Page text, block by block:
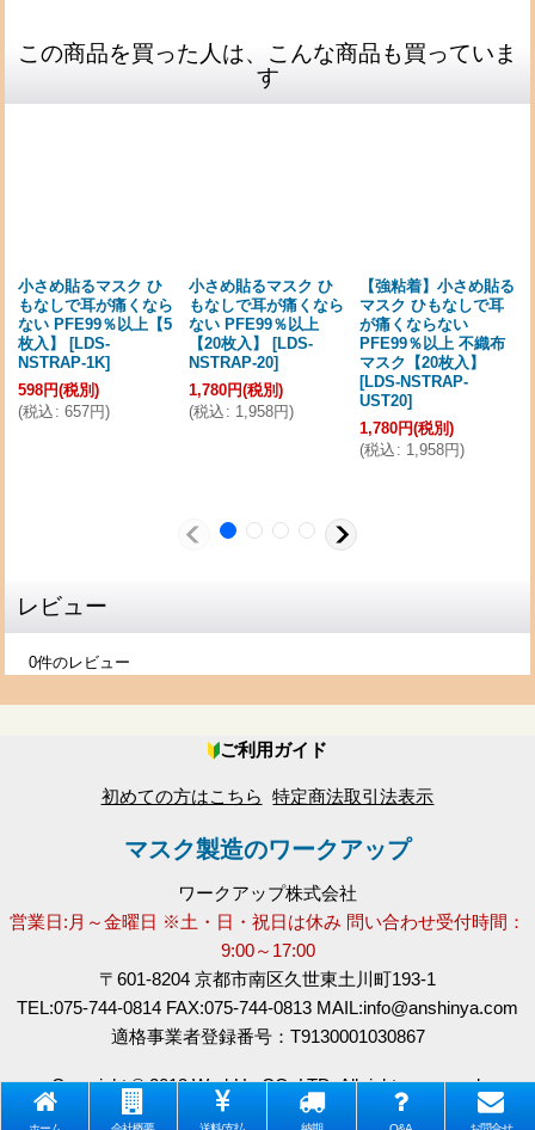
2026-06-25
購入商品：【アウトレット】「販促専用マスク」1,000枚入
自宅用のマスクのストックとして購入。 個別包装なので保管し
やすい。 枚数が多いのでしばらく安心して使えます。
【アウトレット】「販促専用マスク」1,000枚入
防災用品の一つとして備蓄。 非常時に備えてまとまった数量を
確保したかったため。 省スペースで保管でき、個包装なので長
ルター 個別包装 PFE99％以上【1,000枚入】
家族みんなで使えるようにストック目的。 性能面と衛生面のバ
いマスクでした。黒色なので服装にも合わせやすいです。
2026-05-07
グレーマスク 4層不織布マスク 個別包装 男女兼用 20
枚パック [GRM-1-20]
通勤や外出時の普段使い用として購入しました。 グレーの色味
が落ち着いていて使いやすそうだったことと、4層タイプでしっ
かりしていそうだった。 耳が痛くなりにくく、着け心地が良か
この商品を買った人は、こんな商品も買っていま
す
小さめ貼るマスク ひ
もなしで耳が痛くなら
ない PFE99％以上【5
枚入】
[LDS-
NSTRAP-1K]
598円(税別)
(税込 : 657円)
小さめ貼るマスク ひ
もなしで耳が痛くなら
ない PFE99％以上
【20枚入】
[LDS-
NSTRAP-20]
1,780円(税別)
(税込 : 1,958円)
【強粘着】小さめ貼る
マスク ひもなしで耳
が痛くならない
PFE99％以上 不織布
マスク【20枚入】
[LDS-NSTRAP-
UST20]
1,780円(税別)
(税込 : 1,958円)
レビュー
0件のレビュー
ご利用ガイド
初めての方はこちら 特定商法取引法表示
マスク製造のワークアップ
ワークアップ株式会社
営業日:月～金曜日 ※土・日・祝日は休み 問い合わせ受付時間：
9:00～17:00
〒601-8204 京都市南区久世東土川町193-1
TEL:075-744-0814 FAX:075-744-0813 MAIL:info@anshinya.com
適格事業者登録番号：T9130001030867
Copyright © 2013 WorkUp CO.,LTD. All rights reserved.